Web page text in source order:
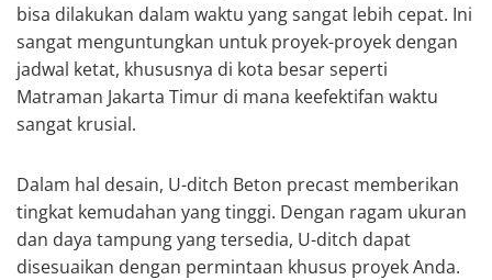
bisa dilakukan dalam waktu yang sangat lebih cepat. Ini
sangat menguntungkan untuk proyek-proyek dengan
jadwal ketat, khususnya di kota besar seperti
Matraman Jakarta Timur di mana keefektifan waktu
sangat krusial.
Dalam hal desain, U-ditch Beton precast memberikan
tingkat kemudahan yang tinggi. Dengan ragam ukuran
dan daya tampung yang tersedia, U-ditch dapat
disesuaikan dengan permintaan khusus proyek Anda.